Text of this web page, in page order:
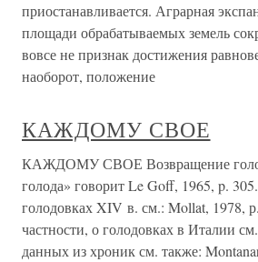
приостанавливается. Аграрная
площади обрабатываемых земель
вовсе не признак достижения
наоборот, положение
КАЖДОМУ СВОЕ
КАЖДОМУ СВОЕ Возвращение
голода» говорит Le Goff, 1965, p.
голодовках XIV в. см.: Mollat, 1978,
частности, о голодовках в Италии
данных из хроник см. также: